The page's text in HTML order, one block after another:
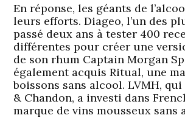
En réponse, les géants de
leurs efforts. Diageo, l’un des
passé deux ans à tester 400
différentes pour créer une
de son rhum Captain Morgan
également acquis Ritual, une
boissons sans alcool. LVMH,
& Chandon, a investi dans
marque de vins mousseux sans